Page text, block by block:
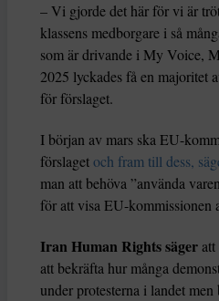
– Vi gjorde det här för vi är
klassens medborgare i så
som är drivande i My Voice,
2025 lyckades få en majoritet
för förslaget.
I början av mars ska EU-
förslagetoch fram till dess,
man att behöva ”använda
för att visa EU-kommissionen
Iran Human Rights säger
att bekräfta hur många
under protesterna i landet